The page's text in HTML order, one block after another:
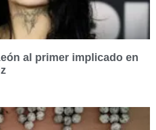
al primer implicado en